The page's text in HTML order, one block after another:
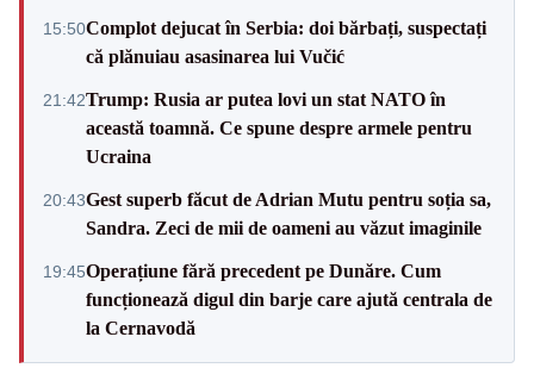
15:50Complot dejucat în Serbia: doi bărbați, suspectați
că plănuiau asasinarea lui Vučić
21:42Trump: Rusia ar putea lovi un stat NATO în
această toamnă. Ce spune despre armele pentru
Ucraina
20:43Gest superb făcut de Adrian Mutu pentru soția sa,
Sandra. Zeci de mii de oameni au văzut imaginile
19:45Operațiune fără precedent pe Dunăre. Cum
funcționează digul din barje care ajută centrala de
la Cernavodă